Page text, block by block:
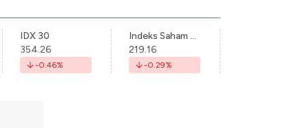
IDX 30
354.26
-0.46%
Indeks Saham Syariah Indonesia
219.16
-0.29%